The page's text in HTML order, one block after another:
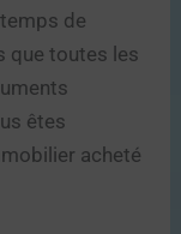
de
que toutes les
êtes
acheté